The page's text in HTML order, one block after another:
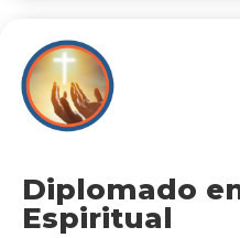
Diplomado
Espiritual